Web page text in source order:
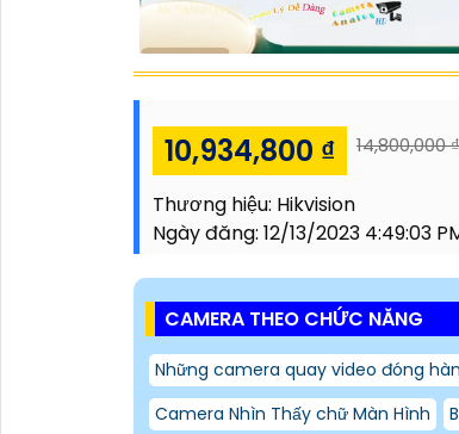
10,934,800 ₫ 14,800,000 ₫
Thương hiệu: Hikvision
Ngày đăng: 12/13/2023 4:49:03
CAMERA THEO CHỨC NĂNG
Những camera quay video đóng
Camera Nhìn Thấy chữ Màn Hình